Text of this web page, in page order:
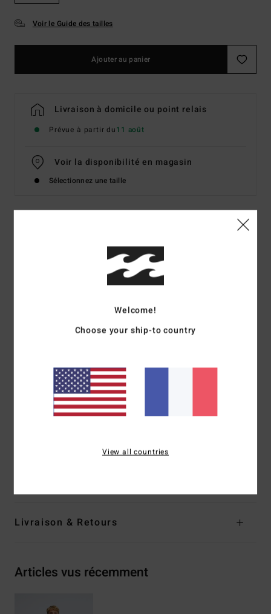
Voir le Guide des tailles
Ajouter au panier
Livraison à domicile ou point relais
Prévue à partir du11 août
Voir la disponibilité en magasin
Sélectionnez une taille
Code couleur
molleton 280 g en coton et polyester recyclé,
Coupe :Core
Col rond
Sérigraphies sur le devant et le dos
Étiquette tissée à l'ourlet
recyclé, 20% polyester recyclé
Livraison & Retours
Articles vus récemment
Welcome!
Choose your ship-to country
View all countries